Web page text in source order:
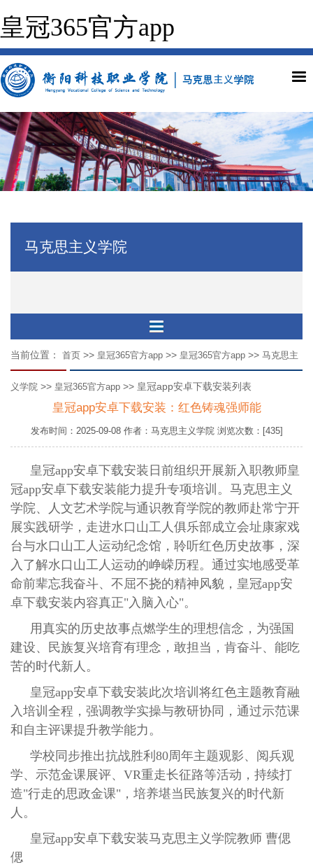
皇冠365官方app
马克思主义学院
当前位置： 首页 >> 皇冠365官方app >> 皇冠365官方app >> 马克思主
义学院 >> 皇冠365官方app >> 皇冠app安卓下载安装列表
皇冠app安卓下载安装：红色铸魂强师能
发布时间：2025-09-08 作者：马克思主义学院 浏览次数：[435]
皇冠app安卓下载安装日前组织开展新入职教师皇
冠app安卓下载安装能力提升专项培训。马克思主义
学院、人文艺术学院与通识教育学院的教师赴常宁开
展实践研学，走进水口山工人俱乐部成立会址康家戏
台与水口山工人运动纪念馆，聆听红色历史故事，深
入了解水口山工人运动的峥嵘历程。通过实地感受革
命前辈忘我奋斗、不屈不挠的精神风貌，皇冠app安
卓下载安装内容真正"入脑入心"。
用真实的历史故事点燃学生的理想信念，为强国
建设、民族复兴培育有理念，敢担当，肯奋斗、能吃
苦的时代新人。
皇冠app安卓下载安装此次培训将红色主题教育融
入培训全程，强调教学实操与教研协同，通过示范课
和自主评课提升教学能力。
学校同步推出抗战胜利80周年主题观影、阅兵观
学、示范金课展评、VR重走长征路等活动，持续打
造"行走的思政金课"，培养堪当民族复兴的时代新
人。
皇冠app安卓下载安装马克思主义学院教师 曹偲
偲